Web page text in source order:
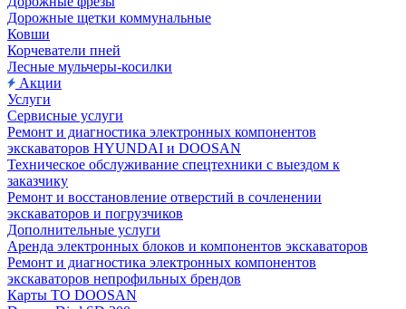
Дорожные щетки коммунальные
Ковши
Корчеватели пней
Лесные мульчеры-косилки
Акции
Услуги
Сервисные услуги
Ремонт и диагностика электронных компонентов
экскаваторов HYUNDAI и DOOSAN
Техническое обслуживание спецтехники с выездом к
заказчику
Ремонт и восстановление отверстий в сочленении
экскаваторов и погрузчиков
Дополнительные услуги
Аренда электронных блоков и компонентов экскаваторов
Ремонт и диагностика электронных компонентов
экскаваторов непрофильных брендов
Карты ТО DOOSAN